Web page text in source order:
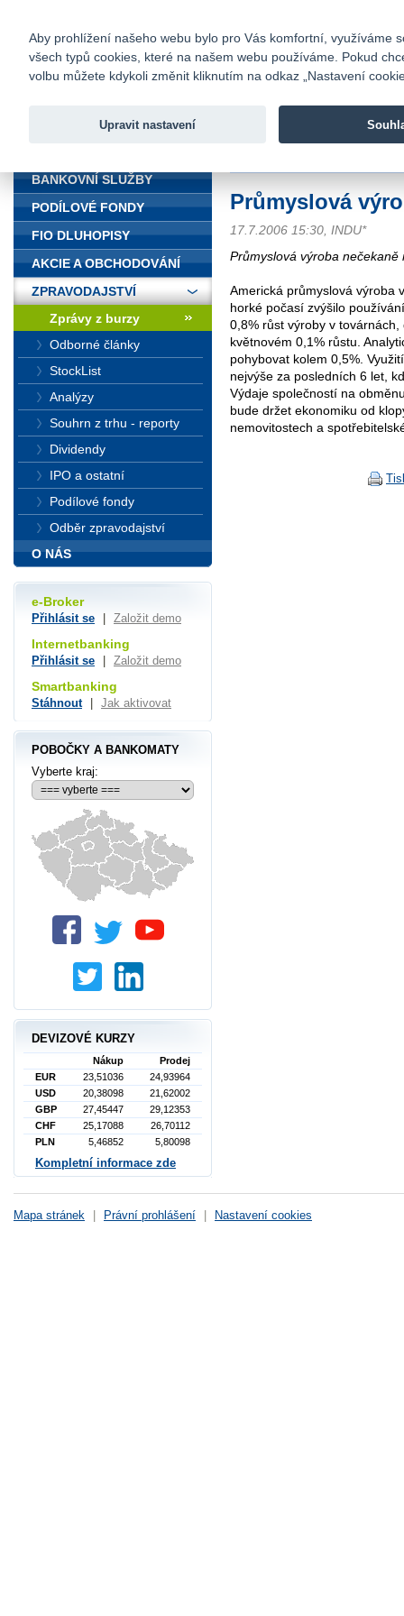
Fio banka
Fio banka
Průmyslová
17.7.2006 15:30, INDU*
Průmyslová výroba nečekaně
Americká průmyslová výroba
horké počasí zvýšilo
0,8% růst výroby v
květnovém 0,1% růstu.
pohybovat kolem 0,5%.
nejvýše za posledních 6 let,
Výdaje společností na
bude držet ekonomiku od
nemovitostech a
BANKOVNÍ SLUŽBY
PODÍLOVÉ FONDY
FIO DLUHOPISY
AKCIE A OBCHODOVÁNÍ
ZPRAVODAJSTVÍ
Zprávy z burzy
Odborné články
StockList
Analýzy
Souhrn z trhu - reporty
Dividendy
IPO a ostatní
Podílové fondy
Odběr zpravodajství
O NÁS
e-Broker
Přihlásit se Založit demo
Internetbanking
Přihlásit se Založit demo
Smartbanking
Stáhnout Jak aktivovat
POBOČKY A BANKOMATY
Vyberte kraj:
DEVIZOVÉ KURZY
Nákup
Prodej
EUR
23,51036
24,93964
USD
20,38098
21,62002
GBP
27,45447
29,12353
CHF
25,17088
26,70112
PLN
5,46852 5,80098
Kompletní informace zde
Mapa stránek Právní prohlášení Nastavení cookies
Aby prohlížení našeho webu bylo pro Vás komfortní, využíváme
všech typů cookies, které na našem webu používáme. Pokud
volbu můžete kdykoli změnit kliknutím na odkaz „Nastavení
Upravit nastavení